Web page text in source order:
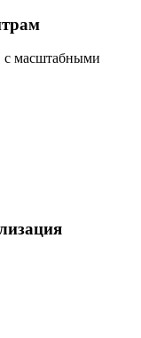
с масштабными